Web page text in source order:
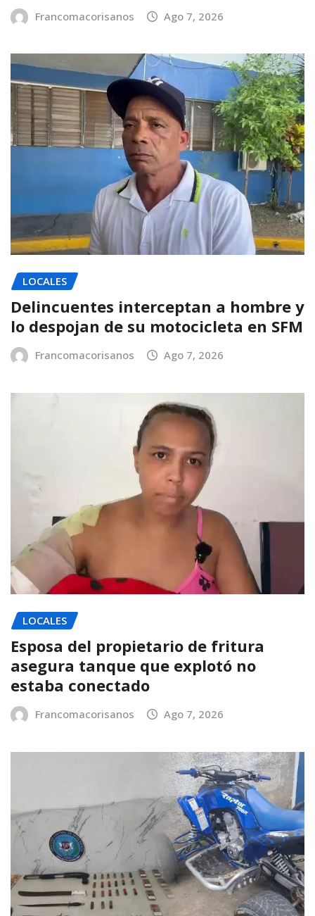
Francomacorisanos Ago 7, 2026
LOCALES
Delincuentes interceptan a hombre y
lo despojan de su motocicleta en SFM
Francomacorisanos Ago 7, 2026
LOCALES
Esposa del propietario de fritura
asegura tanque que explotó no
estaba conectado
Francomacorisanos Ago 7, 2026